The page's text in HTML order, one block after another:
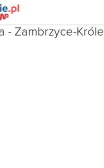
- Zambrzyce-Króle